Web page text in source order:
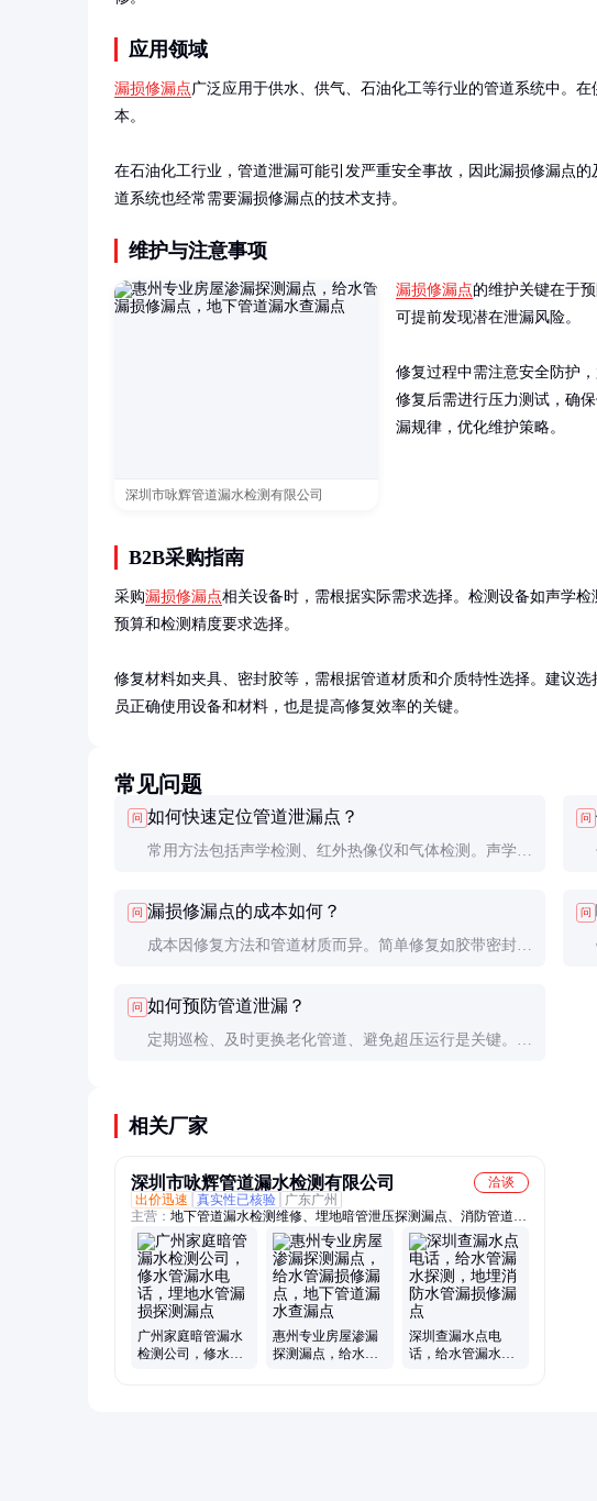
应用领域
漏损修漏点广泛应用于供水、供气、石油化工等行业的管道系统中。
本。
在石油化工行业，管道泄漏可能引发严重安全事故，因此漏损修漏点
道系统也经常需要漏损修漏点的技术支持。
维护与注意事项
深圳市咏辉管道漏水检测有限公司
漏损修漏点的维护关键在于
可提前发现潜在泄漏风险。
修复过程中需注意安全防护
修复后需进行压力测试，确
漏规律，优化维护策略。
B2B采购指南
采购漏损修漏点相关设备时，需根据实际需求选择。检测设备如声学
预算和检测精度要求选择。
修复材料如夹具、密封胶等，需根据管道材质和介质特性选择。建议
员正确使用设备和材料，也是提高修复效率的关键。
常见问题
问 如何快速定位管道泄漏点？
常用方法包括声学检测、红外热像仪和气体检测。声学检
测则适用于易燃易爆介质管道。
问
问 漏损修漏点的成本如何？
成本因修复方法和管道材质而异。简单修复如胶带密封约
万元。检测设备投入较大，但长期看可显著降低维修成
本。
问
问 如何预防管道泄漏？
定期巡检、及时更换老化管道、避免超压运行是关键。此
相关厂家
深圳市咏辉管道漏水检测有限公司
洽谈
出价迅速
真实性已核验
广东广州
主营： 地下管道漏水检测维修、埋地暗管泄压探测漏点、消防管道漏
水检测、自来水管测漏、室内暗管渗水探测
广州家庭暗管漏水
检测公司，修水管
惠州专业房屋渗漏
探测漏点，给水管
深圳查漏水点电
话，给水管漏水探